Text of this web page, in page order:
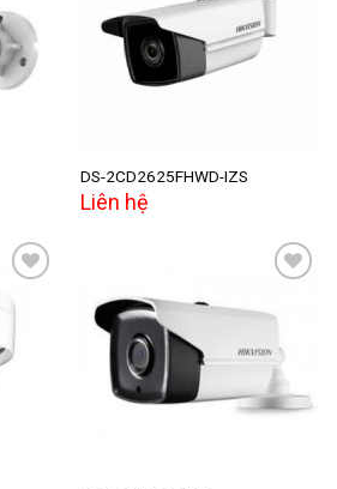
to
Add to
wishlist
DS-2CD2625FHWD-IZS
Liên hệ
wishlist